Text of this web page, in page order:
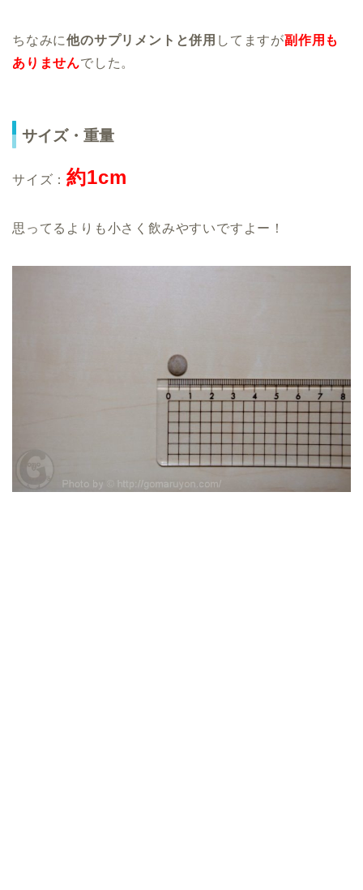
ちなみに他のサプリメントと併用 してますが副作用も
ありませんでした。
サイズ・重量
サイズ：約1cm
思ってるよりも小さく飲みやすいですよー！